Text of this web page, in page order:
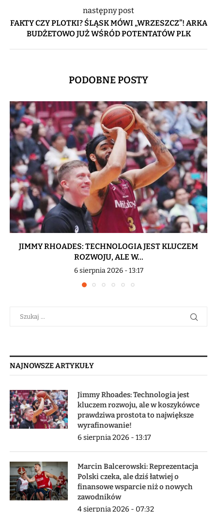
następny post
FAKTY CZY PLOTKI? ŚLĄSK MÓWI „WRZESZCZ”! ARKA
BUDŻETOWO JUŻ WŚRÓD POTENTATÓW PLK
PODOBNE POSTY
JIMMY RHOADES: TECHNOLOGIA JEST KLUCZEM
ROZWOJU, ALE W...
6 sierpnia 2026 - 13:17
NAJNOWSZE ARTYKUŁY
Jimmy Rhoades: Technologia jest
kluczem rozwoju, ale w koszykówce
prawdziwa prostota to największe
wyrafinowanie!
6 sierpnia 2026 - 13:17
Marcin Balcerowski: Reprezentacja
Polski czeka, ale dziś łatwiej o
finansowe wsparcie niż o nowych
zawodników
4 sierpnia 2026 - 07:32